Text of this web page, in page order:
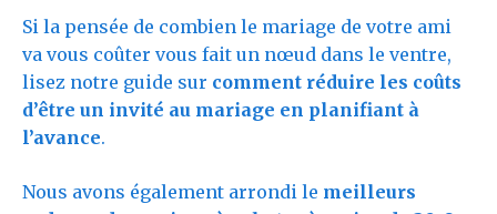
Si la pensée de combien le mariage de votre ami
va vous coûter vous fait un nœud dans le ventre,
lisez notre guide sur comment réduire les coûts
d’être un invité au mariage en planifiant à
l’avance.
Nous avons également arrondi le meilleurs